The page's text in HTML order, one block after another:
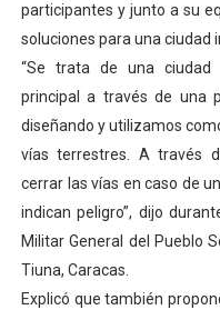
participantes y junto a su
soluciones para una ciudad
“Se trata de una ciudad
principal a través de una
diseñando y utilizamos
vías terrestres. A través
cerrar las vías en caso de
indican peligro”, dijo
Militar General del Pueblo
Tiuna, Caracas.
Explicó que también